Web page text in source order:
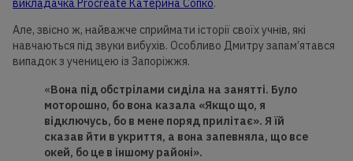
викладачка Procreate Катерина Сопко.
Але, звісно ж, найважче сприймати історії своїх учнів, які
навчаються під звуки вибухів. Особливо Дмитру запам’ятався
випадок з ученицею із Запоріжжя.
«Вона під обстрілами сиділа на занятті. Було
моторошно, бо вона казала «Якщо що, я
відключусь, бо в мене поряд прилітає». Я їй
сказав йти в укриття, а вона запевняла, що все
окей, бо це в іншому районі».